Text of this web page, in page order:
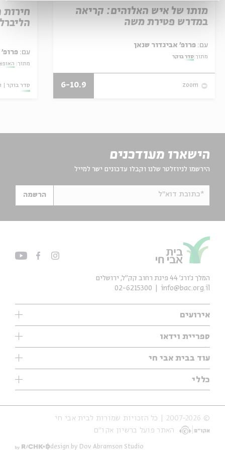
מותו של איש האלוהים: קריאה
במדרש פטירת משה
עם:
מתוך:סדר בוקר
zoom
6-10.9
עם: פרופ'
מתוך:
סדר בוקר
הישארו מעודכנים
הירשמו לניוזלטר שלנו וקבלו עדכונים ישר למייל
*כתובת דוא"ל הרשמה
אירועים
עיון
אנגלית
נוער
סדרות
אירועי עבר
אירועים בירושלים
ספריית וידאו
ילדים
מוזיקה
עיון
מיוחדים
עוד בבית אבי חי
תערוכות
מיוחדים
כללי
אודות
הצהרת נגישות
תנאי שימוש והצהרת פרטיות
המלך ג'ורג' 44 פינת רחוב קק״ל, ירושלים
info@bac.org.il
02-6215300
© 2007-2026 | כל הזכויות שמורות לבית אבי חי
האתר פועל ברשיון אקו״ם
design by Dov Abramson Studio